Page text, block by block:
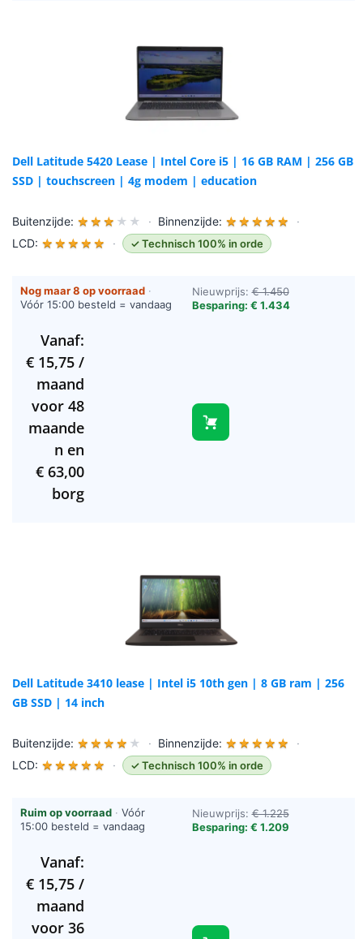
Dell Latitude 5420 Lease | Intel Core i5 | 16 GB RAM | 256 GB
SSD | touchscreen | 4g modem | education
Buitenzijde: ★ ★ ★ ★ ★ · Binnenzijde: ★ ★ ★ ★ ★
·
LCD: ★ ★ ★ ★ ★ · ✓ Technisch 100% in orde
Nog maar 8 op voorraad ·
Vóór 15:00 besteld = vandaag
Nieuwprijs:€ 1.450
Besparing: € 1.434
Vanaf:
€15,75 /
maand
voor 48
maande
n en
€63,00
borg
Dell Latitude 3410 lease | Intel i5 10th gen | 8 GB ram | 256
GB SSD | 14 inch
Buitenzijde: ★ ★ ★ ★ ★ · Binnenzijde: ★ ★ ★ ★ ★
·
LCD: ★ ★ ★ ★ ★ · ✓ Technisch 100% in orde
Ruim op voorraad · Vóór
15:00 besteld = vandaag
Nieuwprijs:€ 1.225
Besparing: € 1.209
Vanaf:
€15,75 /
maand
voor 36